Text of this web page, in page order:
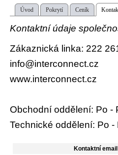
Úvod Pokrytí Ceník
Kontaktní údaje
Zákaznická linka: 222
info@interconnect.cz
www.interconnect.cz
Obchodní oddělení: Po -
Technické oddělení: Po
Kontaktní